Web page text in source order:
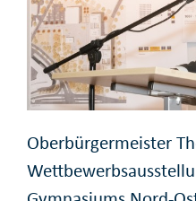
Oberbürgermeister